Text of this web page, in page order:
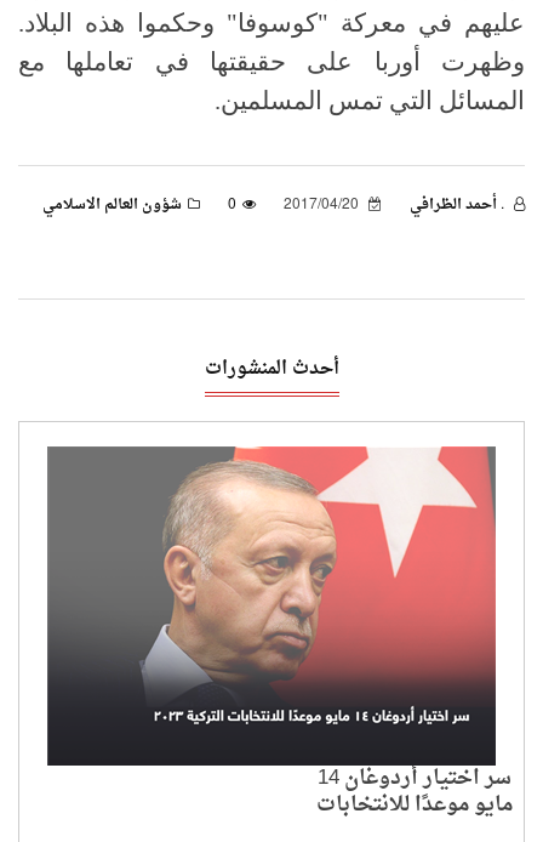
عليهم في معركة "كوسوفا" وحكموا هذه البلاد.
وظهرت أوربا على حقيقتها في تعاملها مع
المسائل التي تمس المسلمين.
. أحمد الظرافي 0 شؤون العالم الاسلامي
أحدث المنشورات
سر اختيار أردوغان 14
مايو موعدًا للانتخابات